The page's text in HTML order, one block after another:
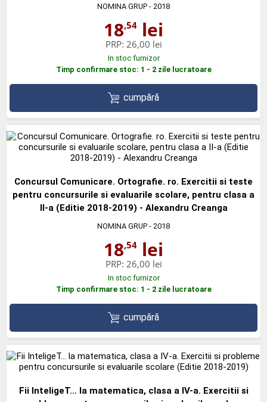
NOMINA GRUP - 2018
18,54 lei
PRP: 26,00 lei
In stoc furnizor
Timp confirmare stoc: 1 - 2 zile lucratoare
cumpără
Concursul Comunicare. Ortografie. ro. Exercitii si teste
pentru concursurile si evaluarile scolare, pentru clasa a
II-a (Editie 2018-2019) - Alexandru Creanga
NOMINA GRUP - 2018
18,54 lei
PRP: 26,00 lei
In stoc furnizor
Timp confirmare stoc: 1 - 2 zile lucratoare
cumpără
Fii InteligeT... la matematica, clasa a IV-a. Exercitii si